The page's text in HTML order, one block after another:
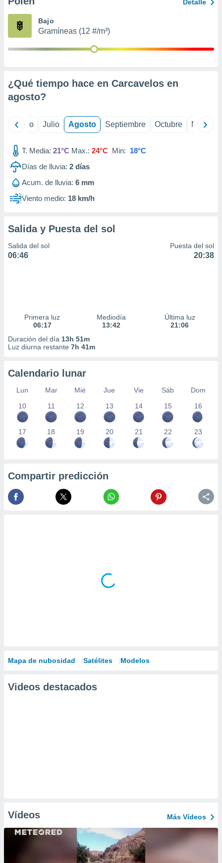
publicidad
1199
Detalle
Bajo
Gramíneas (12 #/m³)
¿Qué tiempo hace en Carcavelos en
agosto?
Junio Julio Agosto Septiembre Octubre
T. Media: 21°C Max.: 24°C Min: 18°C
Días de lluvia: 2 días
Acum. de lluvia: 6 mm
Viento medio: 18 km/h
Salida y Puesta del sol
Salida del sol
06:46
Puesta del sol
20:38
Primera luz
06:17
Mediodía
13:42
Última luz
21:06
Duración del día 13h 51m
Luz diurna restante 7h 41m
Calendario lunar
Lun Mar Mié Jue Vie Sáb
Dom
10
11 12 13 14 15 16
17 18 19 20 21 22 23
Compartir predicción
Mapa de nubosidad Satélites Modelos
Videos destacados
Vídeos Más Vídeos